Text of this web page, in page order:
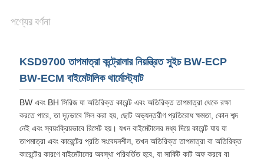
পণ্যের বর্ণনা
KSD9700 তাপমাত্রা কন্ট্রোলার নিয়ন্ত্রিত সুইচ BW-ECP
BW-ECM বাইমেটালিক থার্মোস্ট্যাট
BW এবং BH সিরিজ যা অতিরিক্ত কারেন্ট এবং অতিরিক্ত তাপমাত্রা থেকে রক্ষা
করতে পারে, তা দৃঢ়ভাবে সিল করা হয়, ছোট অভ্যন্তরীণ প্রতিরোধ ক্ষমতা, কোন শব্দ
নেই এবং স্বয়ংক্রিয়ভাবে রিসেট হয়। যখন বাইমেটালের মধ্য দিয়ে কারেন্ট যায় যা
তাপমাত্রা এবং কারেন্টের প্রতি সংবেদনশীল, তখন অতিরিক্ত তাপমাত্রা বা অতিরিক্ত
কারেন্টের কারণে বাইমেটালের অবস্থা পরিবর্তিত হবে, যা সার্কিট কাট অফ করবে বা